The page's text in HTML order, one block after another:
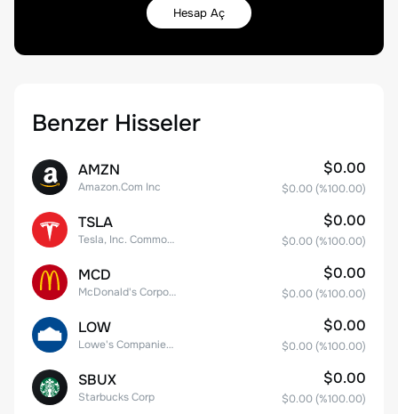
Hesap Aç
Benzer Hisseler
AMZN
Amazon.Com Inc
$0.00
$0.00 (%100.00)
TSLA
Tesla, Inc. Common Stock
$0.00
$0.00 (%100.00)
MCD
McDonald's Corporation
$0.00
$0.00 (%100.00)
LOW
Lowe's Companies Inc.
$0.00
$0.00 (%100.00)
SBUX
Starbucks Corp
$0.00
$0.00 (%100.00)